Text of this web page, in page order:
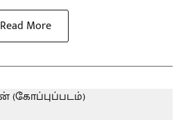
Read More